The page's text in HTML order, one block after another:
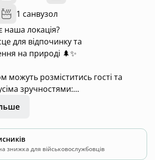
1 санвузол
локація?
для відпочинку та
на природі 🌲✨
можуть розміститись гості та
зручностями:
басейн
диван
обладнана кухня
знижка для військовослужбовців